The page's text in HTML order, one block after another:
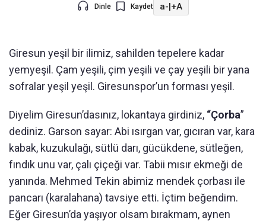
Dinle Kaydet a-|+A
Giresun yeşil bir ilimiz, sahilden tepelere kadar
yemyeşil. Çam yeşili, çim yeşili ve çay yeşili bir yana
sofralar yeşil yeşil. Giresunspor’un forması yeşil.
Diyelim Giresun’dasınız, lokantaya girdiniz, “Çorba”
dediniz. Garson sayar: Abi ısırgan var, gıcıran var, kara
kabak, kuzukulağı, sütlü darı, gücükdene, sütleğen,
fındık unu var, çalı çiçeği var. Tabii mısır ekmeği de
yanında. Mehmed Tekin abimiz mendek çorbası ile
pancarı (karalahana) tavsiye etti. İçtim beğendim.
Eğer Giresun’da yaşıyor olsam bırakmam, aynen